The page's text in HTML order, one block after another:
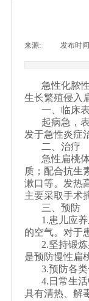
来源: 发布时
急性化脓
生长繁殖侵入
一、临床
起病急，
发于急性炎症
二、治疗
急性扁桃
质；配合抗生
漱口等。发热
主要采取手术
三、预防
1.患儿应
的空气。对于
2.坚持锻
是预防慢性扁
3.预防各类
4. 日常生
具有清热、解